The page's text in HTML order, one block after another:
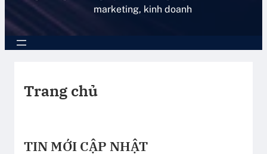
marketing, kinh doanh
Trang chủ
TIN MỚI CẬP NHẬT